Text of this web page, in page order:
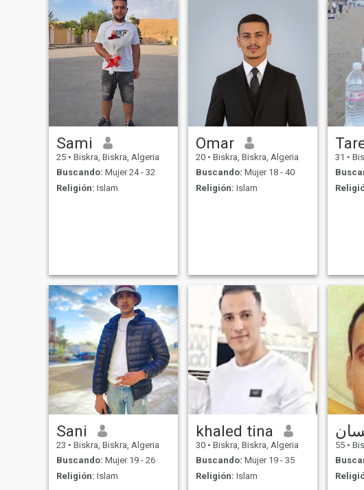
Sami
25 • Biskra, Biskra, Algeria
Buscando: Mujer 24 - 32
Religión: Islam
Omar
20 • Biskra, Biskra, Algeria
Buscando: Mujer 18 - 40
Religión: Islam
31 •
Sani
23 • Biskra, Biskra, Algeria
Buscando: Mujer 19 - 26
Religión: Islam
khaled tina
30 • Biskra, Biskra, Algeria
Buscando: Mujer 19 - 35
Religión: Islam
55 •